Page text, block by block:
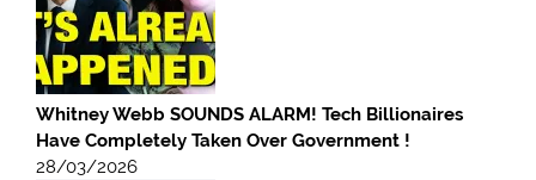
Whitney Webb SOUNDS ALARM! Tech Billionaires
Have Completely Taken Over Government !
28/03/2026